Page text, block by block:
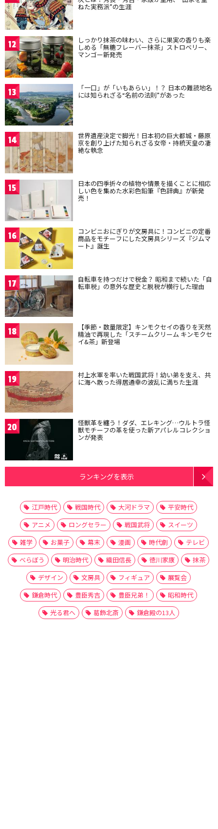
ねた実務派”の生涯
12 しっかり抹茶の味わい、さらに果実の香りも楽
しめる「無糖フレーバー抹茶」ストロベリー、
マンゴー新発売
13 「一口」が「いもあらい」！？ 日本の難読地名
には知られざる“名前の法則”があった
14 世界遺産決定で脚光！日本初の巨大都城・藤原
京を創り上げた知られざる女帝・持統天皇の凄
絶な執念
15 日本の四季折々の植物や情景を描くことに相応
しい色を集めた水彩色鉛筆『色辞典』が新発
売！
16 コンビニおにぎりが文房具に！コンビニの定番
商品をモチーフにした文房具シリーズ『ジムマ
ート』誕生
17 自転車を持つだけで税金？ 昭和まで続いた「自
転車税」の意外な歴史と脱税が横行した理由
18 【季節・数量限定】キンモクセイの香りを天然
精油で再現した「スチームクリーム キンモクセ
イ&茶」新登場
19 村上水軍を率いた戦国武将！幼い弟を支え、共
に海へ散った得居通幸の波乱に満ちた生涯
20 怪獣革を纏う！ダダ、エレキング…ウルトラ怪
獣モチーフの革を使った新アパレルコレクショ
ンが発表
ランキングを表示
江戸時代 戦国時代 大河ドラマ
平安時代
アニメ
ロングセラー 戦国武将
スイーツ
雑学
お菓子 幕末 漫画 時代劇
テレビ
べらぼう
明治時代 織田信長 徳川家康
抹茶
デザイン
文房具 フィギュア
展覧会
鎌倉時代
豊臣秀吉 豊臣兄弟！
昭和時代
光る君へ
葛飾北斎 鎌倉殿の13人